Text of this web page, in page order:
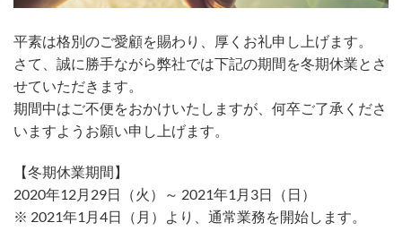
​平素は格別のご愛顧を賜わり、厚くお礼申し上げます。
さて、誠に勝手ながら弊社では下記の期間を冬期休業とさ
せていただきます。
期間中はご不便をおかけいたしますが、何卒ご了承くださ
いますようお願い申し上げます。
【冬期休業期間】
2020年12月29日（火）～ 2021年1月3日（日）
※ 2021年1月4日（月）より、通常業務を開始します。